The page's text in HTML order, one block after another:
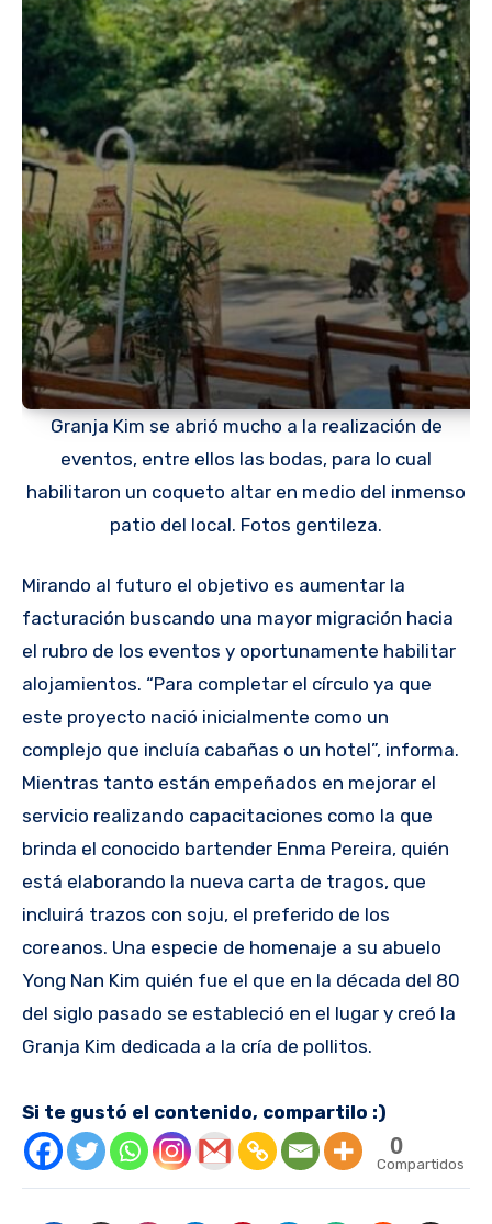
Granja Kim se abrió mucho a la realización de
eventos, entre ellos las bodas, para lo cual
habilitaron un coqueto altar en medio del inmenso
patio del local. Fotos gentileza.
Mirando al futuro el objetivo es aumentar la
facturación buscando una mayor migración hacia
el rubro de los eventos y oportunamente habilitar
alojamientos. “Para completar el círculo ya que
este proyecto nació inicialmente como un
complejo que incluía cabañas o un hotel”, informa.
Mientras tanto están empeñados en mejorar el
servicio realizando capacitaciones como la que
brinda el conocido bartender Enma Pereira, quién
está elaborando la nueva carta de tragos, que
incluirá trazos con soju, el preferido de los
coreanos. Una especie de homenaje a su abuelo
Yong Nan Kim quién fue el que en la década del 80
del siglo pasado se estableció en el lugar y creó la
Granja Kim dedicada a la cría de pollitos.
Si te gustó el contenido, compartilo :)
0
Compartidos